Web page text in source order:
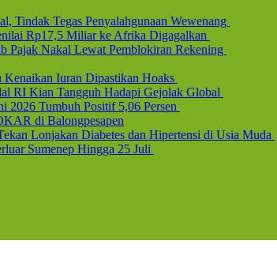
Tindak Tegas Penyalahgunaan Wewenang
Rp17,5 Miliar ke Afrika Digagalkan
Pajak Nakal Lewat Pemblokiran Rekening
Kenaikan Iuran Dipastikan Hoaks
RI Kian Tangguh Hadapi Gejolak Global
2026 Tumbuh Positif 5,06 Persen
di Balongpesapen
Lonjakan Diabetes dan Hipertensi di Usia Muda
Sumenep Hingga 25 Juli